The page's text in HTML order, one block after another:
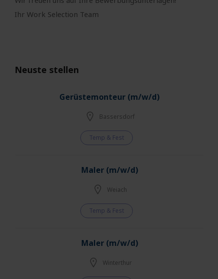
Ihr Work Selection Team
Neuste stellen
Gerüstemonteur (m/w/d)
Bassersdorf
Temp & Fest
Maler (m/w/d)
Weiach
Temp & Fest
Maler (m/w/d)
Winterthur